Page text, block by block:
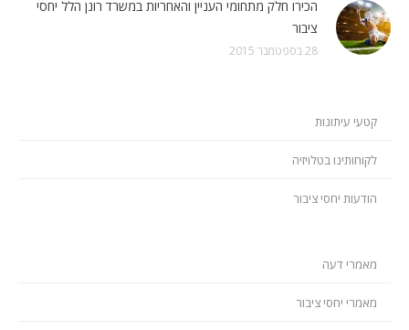
הכירו חלק מתחומי העניין והאחריות במשרד רונן הלל יחסי
ציבור
28 בספטמבר 2015
קטעי עיתונות
לקוחותינו בטלויזיה
הודעות יחסי ציבור
מאמרי דעה
מאמרי יחסי ציבור